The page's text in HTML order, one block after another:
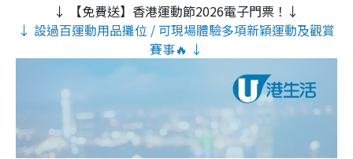
↓ 【免費送】香港運動節2026電子門票！↓
↓ 設過百運動用品攤位 / 可現場體驗多項新穎運動及觀賞
賽事🔥 ↓